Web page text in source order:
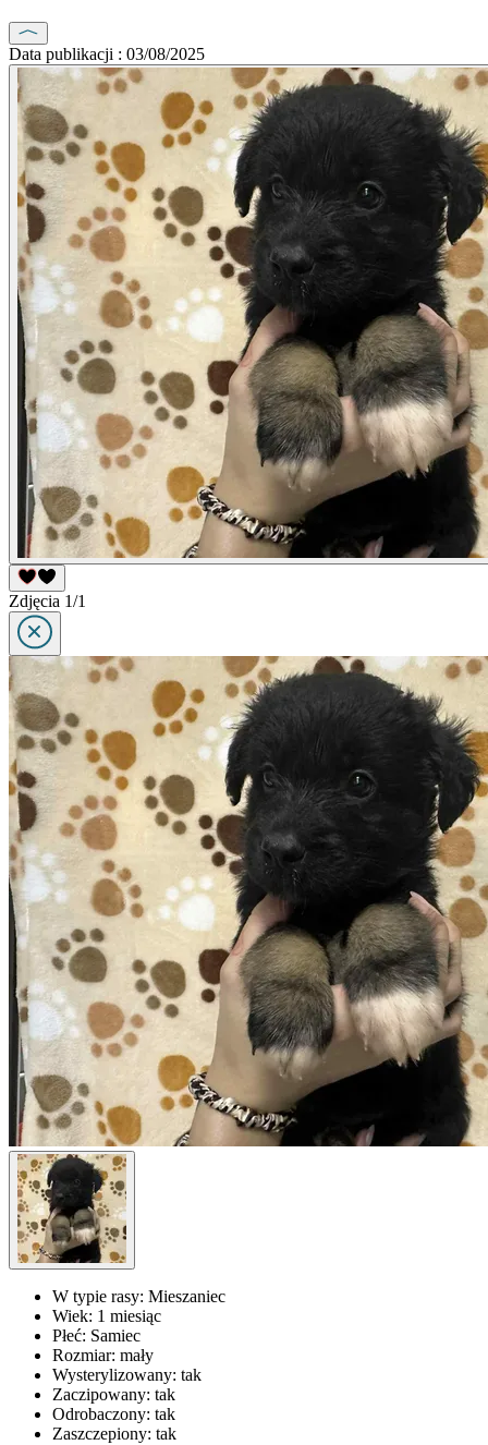
Data publikacji : 03/08/2025
Zdjęcia 1/1
W typie rasy: Mieszaniec
Wiek: 1 miesiąc
Płeć: Samiec
Rozmiar: mały
Wysterylizowany: tak
Zaczipowany: tak
Odrobaczony: tak
Zaszczepiony: tak